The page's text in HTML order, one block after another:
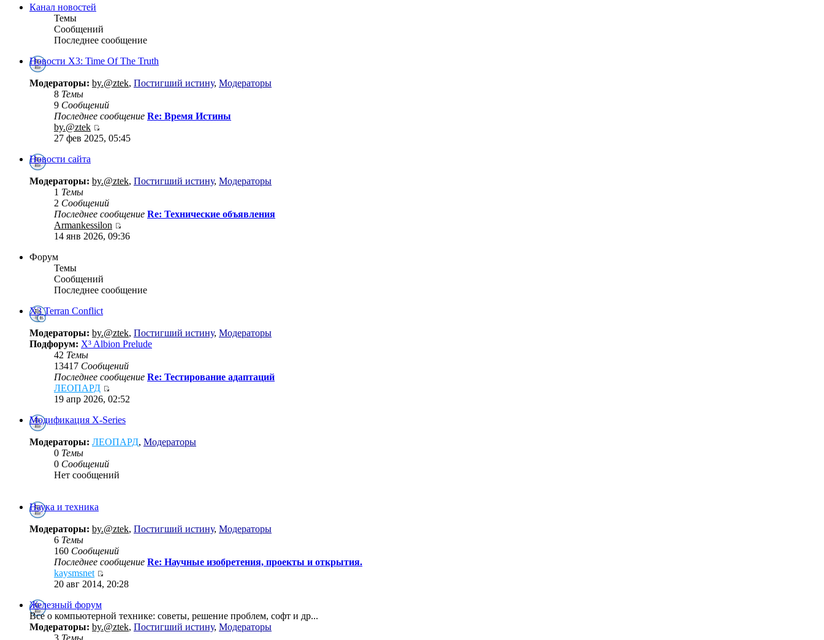
Канал новостей
Темы
Сообщений
Последнее сообщение
Новости X3: Time Of The Truth
Модераторы: by.@ztek, Постигший истину, Модераторы
8 Темы
9 Сообщений
Последнее сообщение Re: Время Истины
by.@ztek
27 фев 2025, 05:45
Новости сайта
Модераторы: by.@ztek, Постигший истину, Модераторы
1 Темы
2 Сообщений
Последнее сообщение Re: Технические объявления
Armankessilon
14 янв 2026, 09:36
Форум
Темы
Сообщений
Последнее сообщение
X3 Terran Conflict
Модераторы: by.@ztek, Постигший истину, Модераторы
Подфорум: X³ Albion Prelude
42 Темы
13417 Сообщений
Последнее сообщение Re: Тестирование адаптаций
ЛЕОПАРД
19 апр 2026, 02:52
Модификация X-Series
Модераторы: ЛЕОПАРД, Модераторы
0 Темы
0 Сообщений
Нет сообщений
Наука и техника
Модераторы: by.@ztek, Постигший истину, Модераторы
6 Темы
160 Сообщений
Последнее сообщение Re: Научные изобретения, проекты и открытия.
kaysmsnet
20 авг 2014, 20:28
Железный форум
Все о компьютерной технике: советы, решение проблем, софт и др...
Модераторы: by.@ztek, Постигший истину, Модераторы
3 Темы